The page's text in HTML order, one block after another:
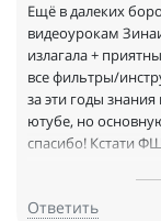
Ещё в далеких
видеоурокам
излагала +
все фильтры/
за эти годы
ютубе, но
спасибо! Кстати
продуктах adobe
ФШ поможет вам
Ответить